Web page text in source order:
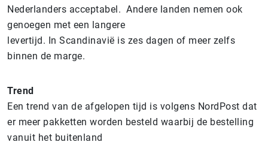
Nederlanders acceptabel. Andere landen nemen ook
genoegen met een langere
levertijd. In Scandinavië is zes dagen of meer zelfs
binnen de marge.
Trend
Een trend van de afgelopen tijd is volgens NordPost dat
er meer pakketten worden besteld waarbij de bestelling
vanuit het buitenland